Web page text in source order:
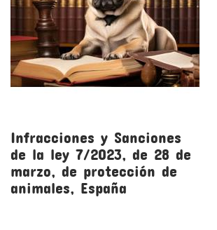
Infracciones y Sanciones
de la ley 7/2023, de 28 de
marzo, de protección de
animales, España